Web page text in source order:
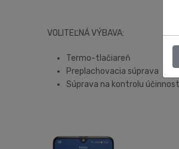
VOLITEĽNÁ VÝBAVA:
Termo-tlačiareň
Preplachovacia súprava
Súprava na kontrolu